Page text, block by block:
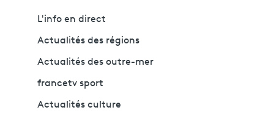
L'info en direct
Actualités des régions
Actualités des outre-mer
francetv sport
Actualités culture